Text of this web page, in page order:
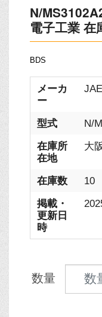
N/
電子工業 在
BDS
メーカ
ー
型式
N/
在庫所
在地
大
在庫数
10
掲載・
更新日
時
数量
見積数